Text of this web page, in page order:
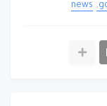
news